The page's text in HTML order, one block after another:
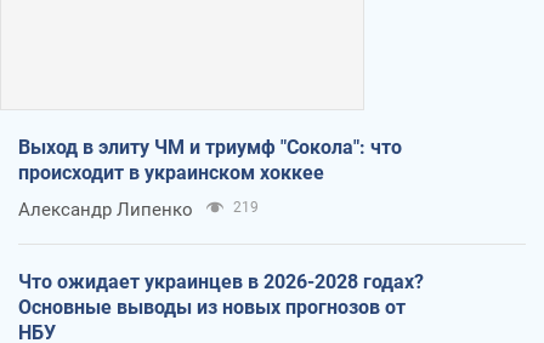
Выход в элиту ЧМ и триумф "Сокола": что
происходит в украинском хоккее
Александр Липенко 219
Что ожидает украинцев в 2026-2028 годах?
Основные выводы из новых прогнозов от
НБУ